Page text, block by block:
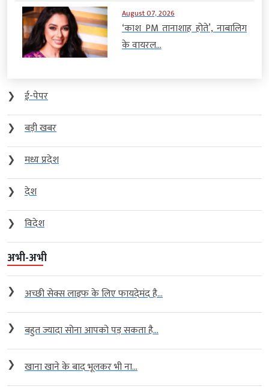
August 07, 2026
‘काश PM तानाशाह होते’, नाबालिग
के वायरल...
❯
ई-पेपर
❯
बड़ी खबर
❯
मध्य प्रदेश
❯
देश
❯
विदेश
अभी-अभी
❯ अच्छी सेक्स लाइफ के लिए फायदेमंद है...
❯ बहुत ज्यादा सोना आपको पड़ सकता है...
❯ खाना खाने के बाद भूलकर भी ना...